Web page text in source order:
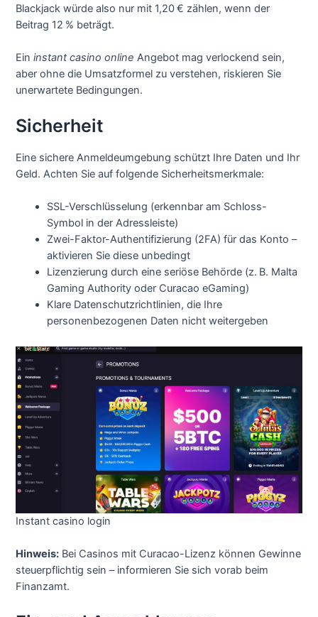
Blackjack würde also nur mit 1,20 € zählen, wenn der
Beitrag 12 % beträgt.
Eininstant casino online Angebot mag verlockend sein,
aber ohne die Umsatzformel zu verstehen, riskieren Sie
unerwartete Bedingungen.
Sicherheit
Eine sichere Anmeldeumgebung schützt Ihre Daten und Ihr
Geld. Achten Sie auf folgende Sicherheitsmerkmale:
SSL-Verschlüsselung (erkennbar am Schloss-
Symbol in der Adressleiste)
Zwei-Faktor-Authentifizierung (2FA) für das Konto –
aktivieren Sie diese unbedingt
Lizenzierung durch eine seriöse Behörde (z. B. Malta
Gaming Authority oder Curacao eGaming)
Klare Datenschutzrichtlinien, die Ihre
personenbezogenen Daten nicht weitergeben
Instant casino login
Hinweis: Bei Casinos mit Curacao-Lizenz können Gewinne
steuerpflichtig sein – informieren Sie sich vorab beim
Finanzamt.